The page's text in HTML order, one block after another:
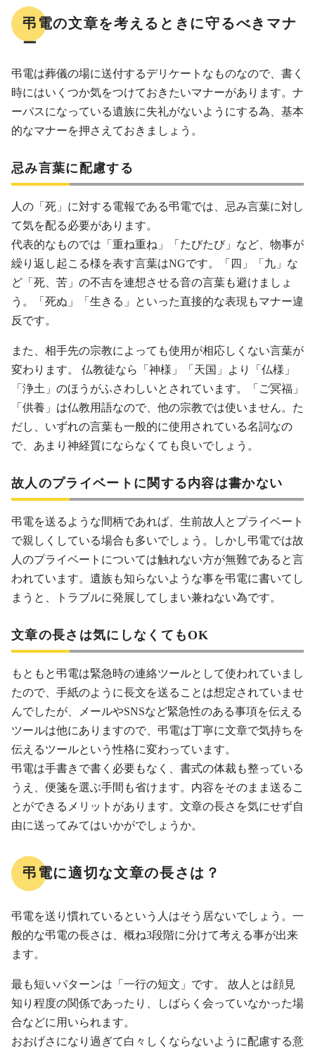
弔電の文章を考えるときに守るべきマナ
ー
弔電は葬儀の場に送付するデリケートなものなので、書く
時にはいくつか気をつけておきたいマナーがあります。ナ
ーバスになっている遺族に失礼がないようにする為、基本
的なマナーを押さえておきましょう。
忌み言葉に配慮する
人の「死」に対する電報である弔電では、忌み言葉に対し
て気を配る必要があります。
代表的なものでは「重ね重ね」「たびたび」など、物事が
繰り返し起こる様を表す言葉はNGです。「四」「九」な
ど「死、苦」の不吉を連想させる音の言葉も避けましょ
う。「死ぬ」「生きる」といった直接的な表現もマナー違
反です。
また、相手先の宗教によっても使用が相応しくない言葉が
変わります。 仏教徒なら「神様」「天国」より「仏様」
「浄土」のほうがふさわしいとされています。「ご冥福」
「供養」は仏教用語なので、他の宗教では使いません。た
だし、いずれの言葉も一般的に使用されている名詞なの
で、あまり神経質にならなくても良いでしょう。
故人のプライベートに関する内容は書かない
弔電を送るような間柄であれば、生前故人とプライベート
で親しくしている場合も多いでしょう。しかし弔電では故
人のプライベートについては触れない方が無難であると言
われています。遺族も知らないような事を弔電に書いてし
まうと、トラブルに発展してしまい兼ねない為です。
文章の長さは気にしなくてもOK
もともと弔電は緊急時の連絡ツールとして使われていまし
たので、手紙のように長文を送ることは想定されていませ
んでしたが、メールやSNSなど緊急性のある事項を伝える
ツールは他にありますので、弔電は丁寧に文章で気持ちを
伝えるツールという性格に変わっています。
弔電は手書きで書く必要もなく、書式の体裁も整っている
うえ、便箋を選ぶ手間も省けます。内容をそのまま送るこ
とができるメリットがあります。文章の長さを気にせず自
由に送ってみてはいかがでしょうか。
弔電に適切な文章の長さは？
弔電を送り慣れているという人はそう居ないでしょう。一
般的な弔電の長さは、概ね3段階に分けて考える事が出来
ます。
最も短いパターンは「一行の短文」です。 故人とは顔見
知り程度の関係であったり、しばらく会っていなかった場
合などに用いられます。
おおげさになり過ぎて白々しくならないように配慮する意